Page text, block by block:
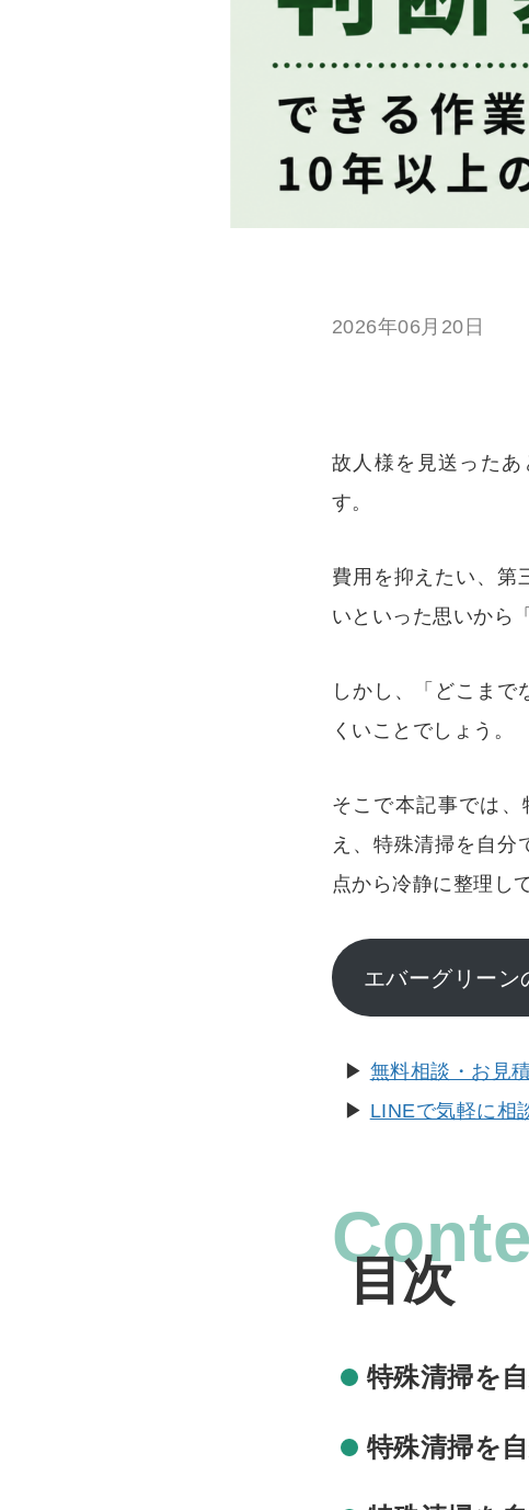
2026年06月20日
故人様を見送った
す。
費用を抑えたい、第
いといった思いから
しかし、「どこま
くいことでしょう。
そこで本記事では
え、特殊清掃を自分
点から冷静に整理し
エバーグリーン
▶︎ 無料相談・お見
▶︎ LINEで気軽に相
特殊清掃を
特殊清掃を